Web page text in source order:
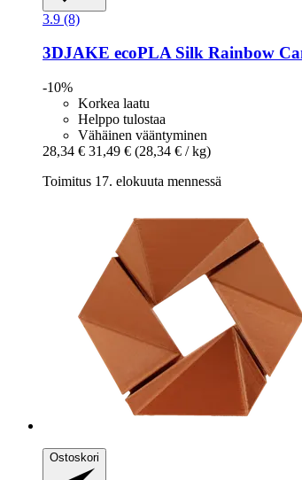
3.9 (8)
3DJAKE ecoPLA Silk Rainbow
-10%
Korkea laatu
Helppo tulostaa
Vähäinen vääntyminen
28,34 € 31,49 € (28,34 € / kg)
Toimitus 17. elokuuta mennessä
Ostoskori